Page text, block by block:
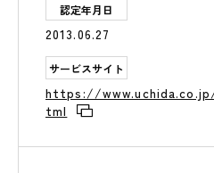
認定年月日
2013.06.27
サービスサイト
https://
tml